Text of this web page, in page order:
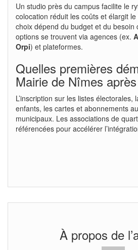
Un studio près du campus facilite le
colocation réduit les coûts et élargit
choix dépend du budget et du besoin
options se trouvent via agences (ex.
Orpi) et plateformes.
Quelles premières
Mairie de Nîmes après
L’inscription sur les listes électorales,
enfants, les cartes et abonnements
municipaux. Les associations de
référencées pour accélérer
À propos de